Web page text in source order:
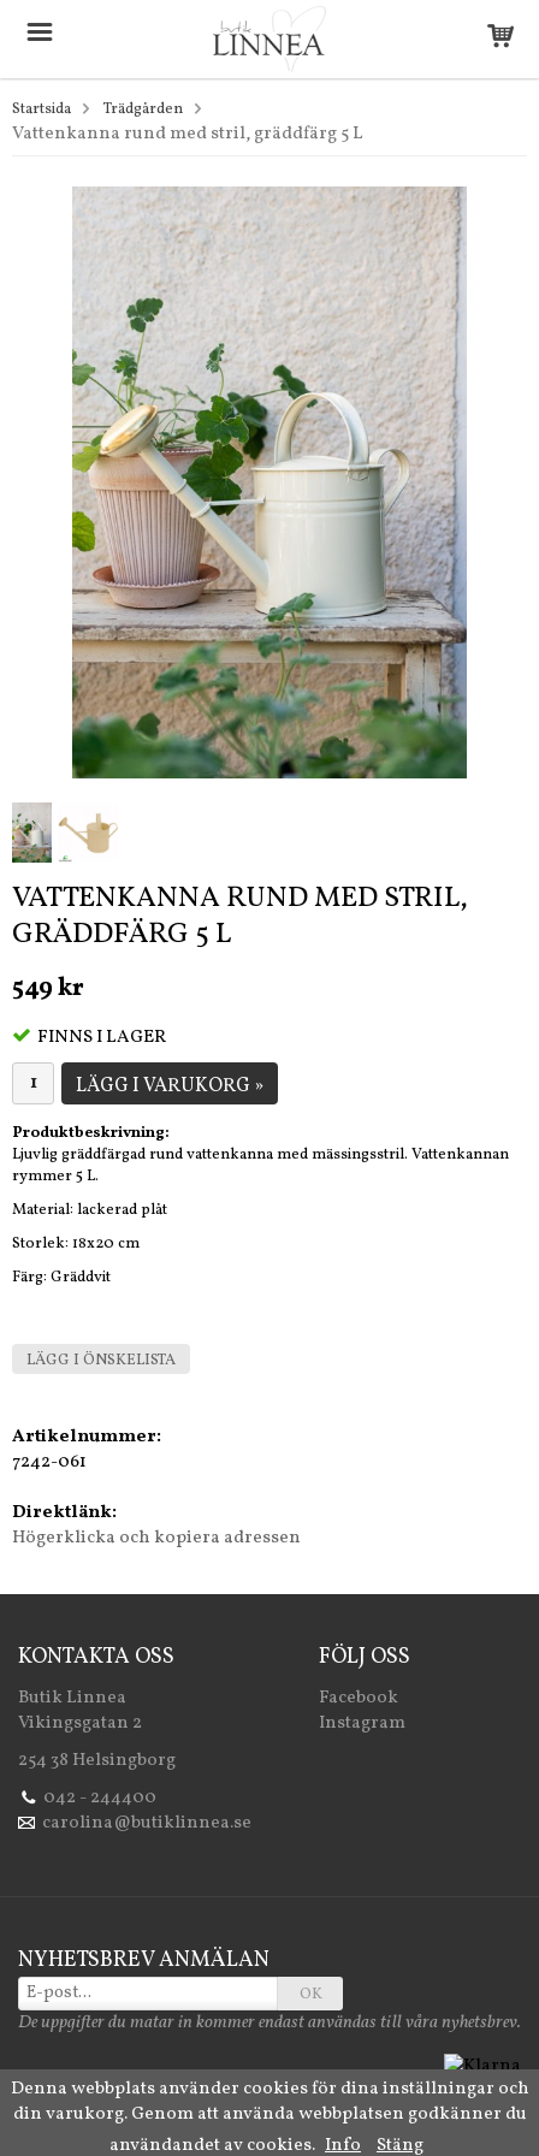
Startsida Trädgården
Vattenkanna rund med stril, gräddfärg 5 L
VATTENKANNA RUND MED STRIL,
GRÄDDFÄRG 5 L
549 kr
FINNS I LAGER
LÄGG I VARUKORG »
Produktbeskrivning:
Ljuvlig gräddfärgad rund vattenkanna med mässingsstril. Vattenkannan
rymmer 5 L.
Material: lackerad plåt
Storlek: 18x20 cm
Färg: Gräddvit
LÄGG I ÖNSKELISTA
Artikelnummer:
7242-061
Direktlänk:
Högerklicka och kopiera adressen
KONTAKTA OSS
Butik Linnea
Vikingsgatan 2
254 38 Helsingborg
042 - 244400
carolina@butiklinnea.se
FÖLJ OSS
Facebook
Instagram
NYHETSBREV ANMÄLAN
OK
De uppgifter du matar in kommer endast användas till våra nyhetsbrev.
Drift & produktion: Wikinggruppen
Denna webbplats använder cookies för dina inställningar och
din varukorg. Genom att använda webbplatsen godkänner du
användandet av cookies. Info Stäng